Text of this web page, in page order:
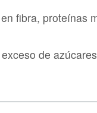
fibra, proteínas
de